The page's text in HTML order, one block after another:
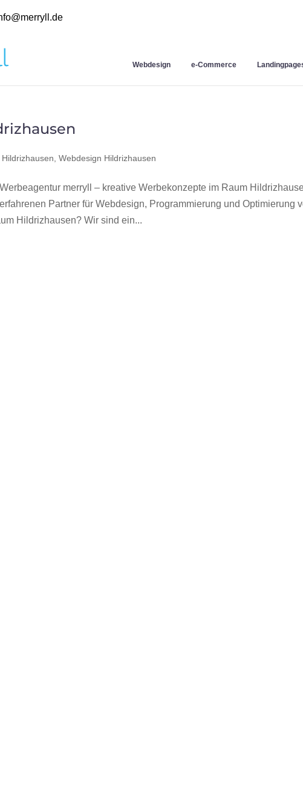
Webdesign e-Commerce
Hildrizhausen ,Webdesign Hildrizhausen
merryll – kreative Werbekonzepte im Raum
Partner für Webdesign, Programmierung und Optimierung
Hildrizhausen? Wir sind ein...